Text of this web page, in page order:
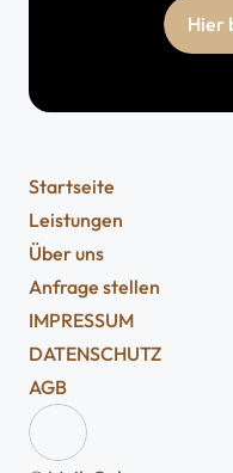
Hier
Startseite
Leistungen
Über uns
Anfrage stellen
IMPRESSUM
DATENSCHUTZ
AGB